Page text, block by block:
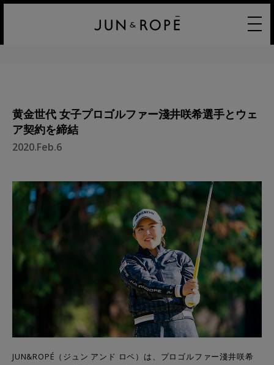
黄金世代 女子プロゴルファー淺井咲希選手とウェ
ア契約を締結
2020.Feb.6
JUN&ROPÉ（ジュン アンド ロペ）は、プロゴルファー淺井咲希